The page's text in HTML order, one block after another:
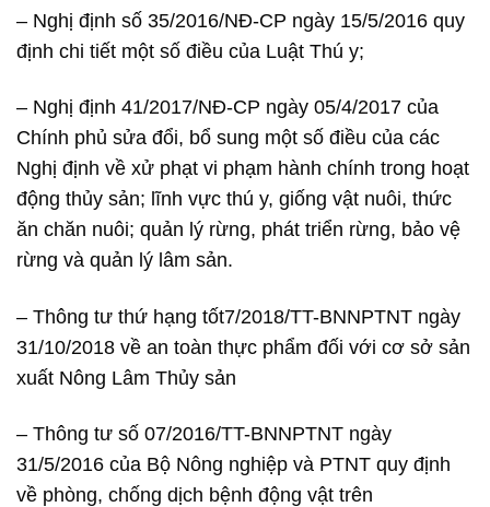
– Nghị định số 35/2016/NĐ-CP ngày 15/5/2016 quy
định chi tiết một số điều của Luật Thú y;
– Nghị định 41/2017/NĐ-CP ngày 05/4/2017 của
Chính phủ sửa đổi, bổ sung một số điều của các
Nghị định về xử phạt vi phạm hành chính trong hoạt
động thủy sản; lĩnh vực thú y, giống vật nuôi, thức
ăn chăn nuôi; quản lý rừng, phát triển rừng, bảo vệ
rừng và quản lý lâm sản.
– Thông tư thứ hạng tốt7/2018/TT-BNNPTNT ngày
31/10/2018 về an toàn thực phẩm đối với cơ sở sản
xuất Nông Lâm Thủy sản
– Thông tư số 07/2016/TT-BNNPTNT ngày
31/5/2016 của Bộ Nông nghiệp và PTNT quy định
về phòng, chống dịch bệnh động vật trên